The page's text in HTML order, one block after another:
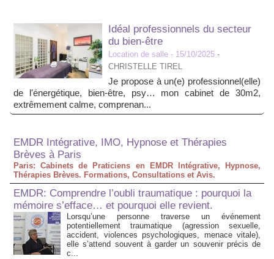
Idéal professionnels du secteur
du bien-être
Location de salle - 15/10/2025 -
CHRISTELLE TIREL
Je propose à un(e) professionnel(elle)
de l'énergétique, bien-être, psy… mon cabinet de 30m2,
extrêmement calme, comprenan...
EMDR Intégrative, IMO, Hypnose et Thérapies
Brèves à Paris
Paris: Cabinets de Praticiens en EMDR Intégrative, Hypnose,
Thérapies Brèves. Formations, Consultations et Avis.
EMDR: Comprendre l’oubli traumatique : pourquoi la
mémoire s’efface… et pourquoi elle revient.
Lorsqu’une personne traverse un événement
potentiellement traumatique (agression sexuelle,
accident, violences psychologiques, menace vitale),
elle s’attend souvent à garder un souvenir précis de
c...